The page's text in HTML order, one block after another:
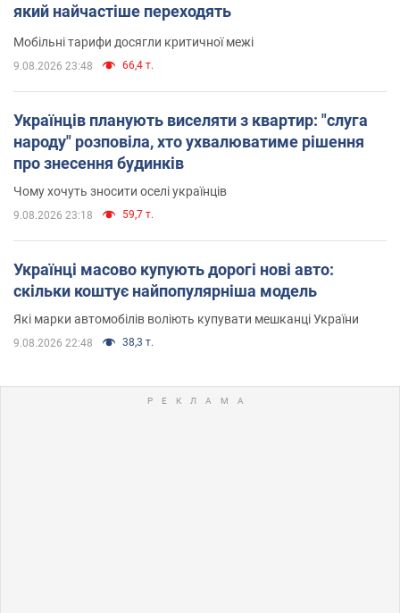
який найчастіше переходять
Мобільні тарифи досягли критичної межі
9.08.2026 23:48 66,4 т.
Українців планують виселяти з квартир: "слуга
народу" розповіла, хто ухвалюватиме рішення
про знесення будинків
Чому хочуть зносити оселі українців
9.08.2026 23:18 59,7 т.
Українці масово купують дорогі нові авто:
скільки коштує найпопулярніша модель
Які марки автомобілів воліють купувати мешканці України
9.08.2026 22:48 38,3 т.